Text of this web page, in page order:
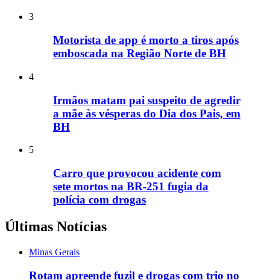
3
Motorista de app é morto a tiros após
emboscada na Região Norte de BH
4
Irmãos matam pai suspeito de agredir
a mãe às vésperas do Dia dos Pais, em
BH
5
Carro que provocou acidente com
sete mortos na BR-251 fugia da
polícia com drogas
Últimas Notícias
Minas Gerais
Rotam apreende fuzil e drogas com trio no